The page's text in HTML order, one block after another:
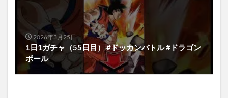
2026年3月25日
1日1ガチャ（55日目） #ドッカンバトル #ドラゴン
ボール